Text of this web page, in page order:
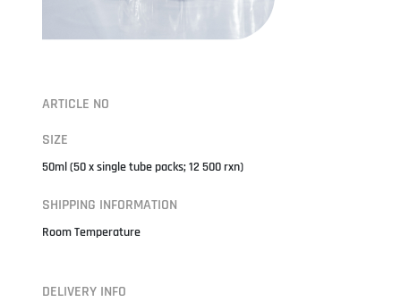
ARTICLE NO
SIZE
50ml (50 x single tube packs; 12 500 rxn)
SHIPPING INFORMATION
Room Temperature
DELIVERY INFO